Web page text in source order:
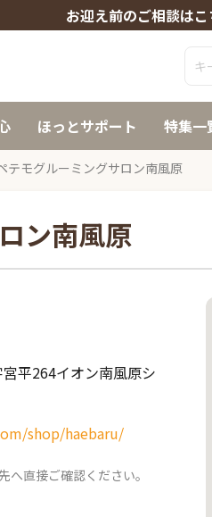
お迎え前のご相談は
ほっとサポート 特集一
テモグルーミングサロン南風原
ン南風原
平264イオン南風原シ
shop/haebaru/
直接ご確認ください。